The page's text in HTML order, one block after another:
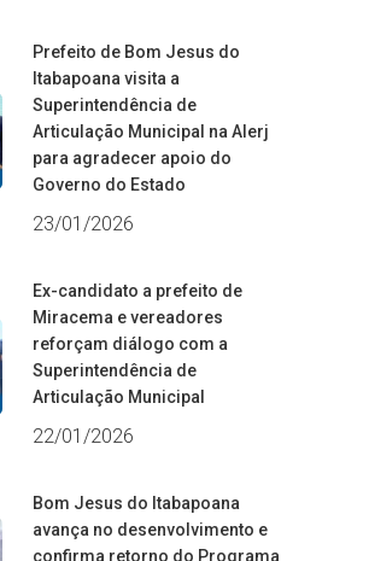
Prefeito de Bom Jesus do
Itabapoana visita a
Superintendência de
Articulação Municipal na Alerj
para agradecer apoio do
Governo do Estado
23/01/2026
Ex-candidato a prefeito de
Miracema e vereadores
reforçam diálogo com a
Superintendência de
Articulação Municipal
22/01/2026
Bom Jesus do Itabapoana
avança no desenvolvimento e
confirma retorno do Programa